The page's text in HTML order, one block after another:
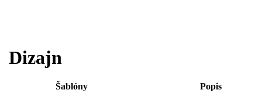
Dizajn
Šablóny Popis